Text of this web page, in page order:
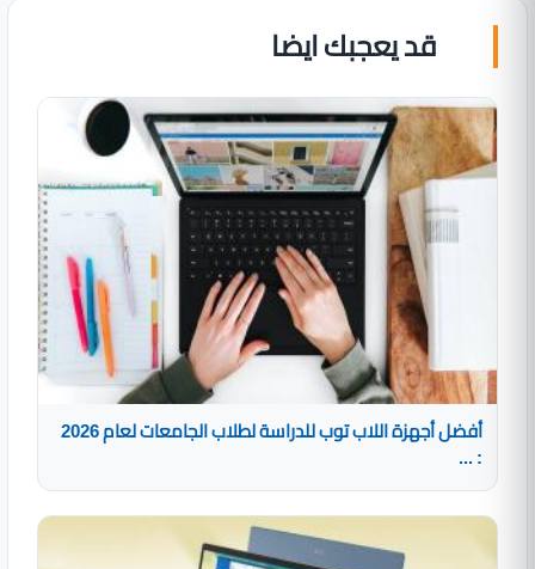
قد يعجبك ايضا
أفضل أجهزة اللاب توب للدراسة لطلاب الجامعات لعام 2026
: ...